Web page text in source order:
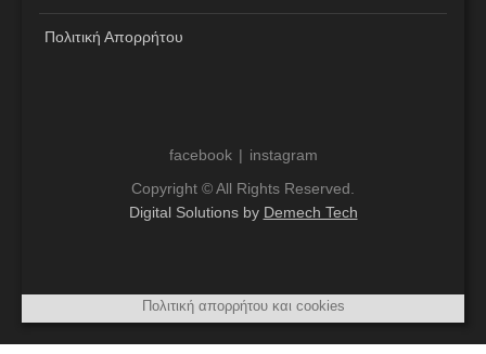
Πολιτική Απορρήτου
facebook
instagram
Copyright © All Rights Reserved.
Digital Solutions by Demech Tech
Πολιτική απορρήτου και cookies